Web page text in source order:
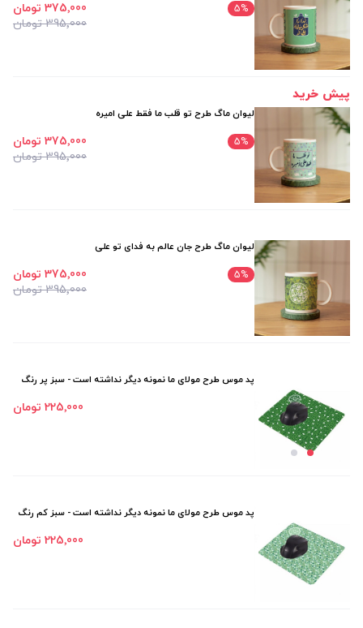
5%
395٬000 تومان
375٬000 تومان
پیش خرید
لیوان ماگ طرح تو قلب ما فقط علی امیره
5%
395٬000 تومان
375٬000 تومان
لیوان ماگ طرح جان عالم به فدای تو علی
5%
395٬000 تومان
375٬000 تومان
پد موس طرح مولای ما نمونه دیگر نداشته است - سبز پر رنگ
225٬000 تومان
پد موس طرح مولای ما نمونه دیگر نداشته است - سبز کم رنگ
225٬000 تومان